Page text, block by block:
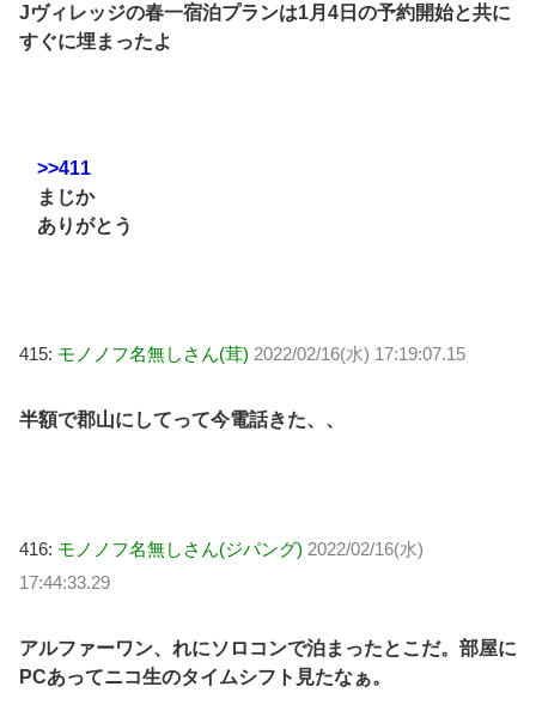
Jヴィレッジの春一宿泊プランは1月4日の予約開始と共に
すぐに埋まったよ
>>411
まじか
ありがとう
415: モノノフ名無しさん(茸) 2022/02/16(水) 17:19:07.15
半額で郡山にしてって今電話きた、、
416: モノノフ名無しさん(ジパング) 2022/02/16(水)
17:44:33.29
アルファーワン、れにソロコンで泊まったとこだ。部屋に
PCあってニコ生のタイムシフト見たなぁ。